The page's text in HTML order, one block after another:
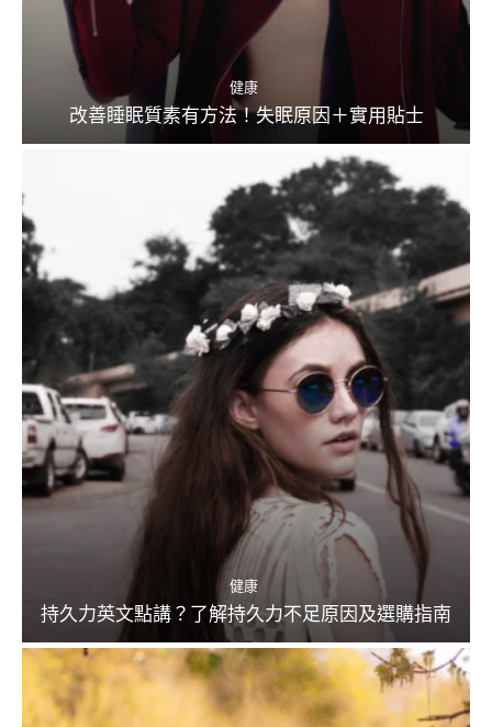
健康
改善睡眠質素有方法！失眠原因＋實用貼士
健康
持久力英文點講？了解持久力不足原因及選購指南